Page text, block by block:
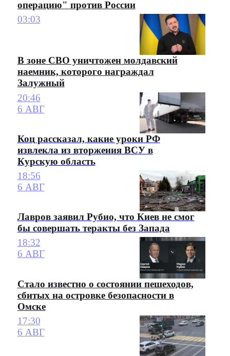
операцию" против России
03:03
В зоне СВО уничтожен молдавский
наемник, которого награждал
Залужный
20:46
6 АВГ
Коц рассказал, какие уроки РФ
извлекла из вторжения ВСУ в
Курскую область
18:56
6 АВГ
Лавров заявил Рубио, что Киев не смог
бы совершать теракты без Запада
18:32
6 АВГ
Стало известно о состоянии пешеходов,
сбитых на островке безопасности в
Омске
17:30
6 АВГ